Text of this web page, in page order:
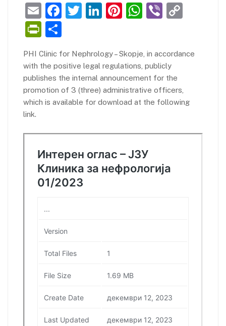
E
m
ai
l
F
e
b
o
o
T
er
Li
e
dI
n
Pi
e
st
W
s
A
p
p
Vi
y
n
k
Pr
tF
ri
e
n
ar
e
PHI Clinic for Nephrology – Skopje, in accordance
with the positive legal regulations, publicly
publishes the internal announcement for the
promotion of 3 (three) administrative officers,
which is available for download at the following
link.